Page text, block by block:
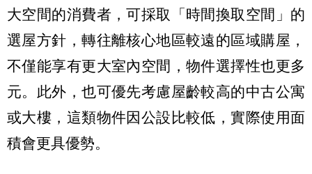
大空間的消費者，可採取「時間換取空間」的
選屋方針，轉往離核心地區較遠的區域購屋，
不僅能享有更大室內空間，物件選擇性也更多
元。此外，也可優先考慮屋齡較高的中古公寓
或大樓，這類物件因公設比較低，實際使用面
積會更具優勢。